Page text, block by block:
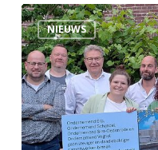
Doorontwikkeling
POMNIEUWS